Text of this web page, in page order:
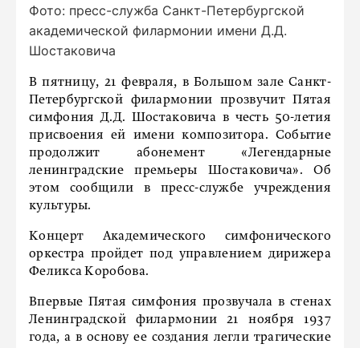
Фото: пресс-служба Санкт-Петербургской
академической филармонии имени Д.Д.
Шостаковича
В пятницу, 21 февраля, в Большом зале Санкт-
Петербургской филармонии прозвучит Пятая
симфония Д.Д. Шостаковича в честь 50-летия
присвоения ей имени композитора. Событие
продолжит абонемент «Легендарные
ленинградские премьеры Шостаковича». Об
этом сообщили в пресс-службе учреждения
культуры.
Концерт Академического симфонического
оркестра пройдет под управлением дирижера
Феликса Коробова.
Впервые Пятая симфония прозвучала в стенах
Ленинградской филармонии 21 ноября 1937
года, а в основу ее создания легли трагические